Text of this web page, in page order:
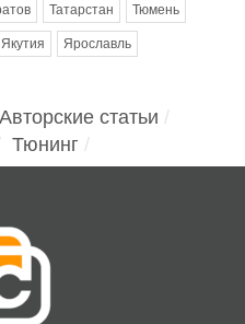
Татарстан Тюмень
Якутия Ярославль
Авторские статьи
Тюнинг